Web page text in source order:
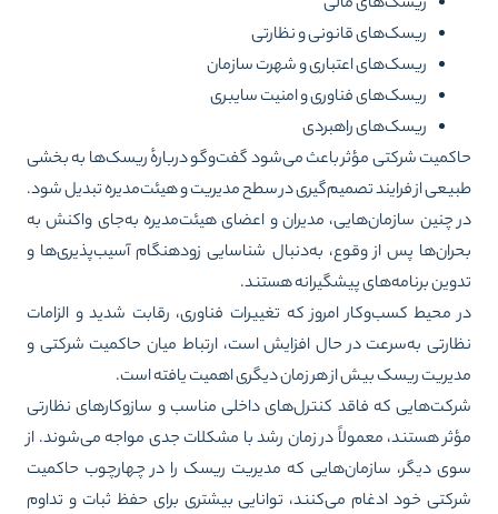
ریسک‌های قانونی و نظارتی
ریسک‌های اعتباری و شهرت سازمان
ریسک‌های فناوری و امنیت سایبری
ریسک‌های راهبردی
شرکتی مؤثر باعث می‌شود گفت‌وگو دربارهٔ ریسک‌ها به بخشی
از فرایند تصمیم‌گیری در سطح مدیریت و هیئت‌مدیره تبدیل شود.
چنین سازمان‌هایی، مدیران و اعضای هیئت‌مدیره به‌جای واکنش به
پس از وقوع، به‌دنبال شناسایی زودهنگام آسیب‌پذیری‌ها و
برنامه‌های پیشگیرانه هستند.
محیط کسب‌وکار امروز که تغییرات فناوری، رقابت شدید و الزامات
به‌سرعت در حال افزایش است، ارتباط میان حاکمیت شرکتی و
ریسک بیش از هر زمان دیگری اهمیت یافته است.
که فاقد کنترل‌های داخلی مناسب و سازوکارهای نظارتی
هستند، معمولاً در زمان رشد با مشکلات جدی مواجه می‌شوند. از
دیگر، سازمان‌هایی که مدیریت ریسک را در چهارچوب حاکمیت
خود ادغام می‌کنند، توانایی بیشتری برای حفظ ثبات و تداوم